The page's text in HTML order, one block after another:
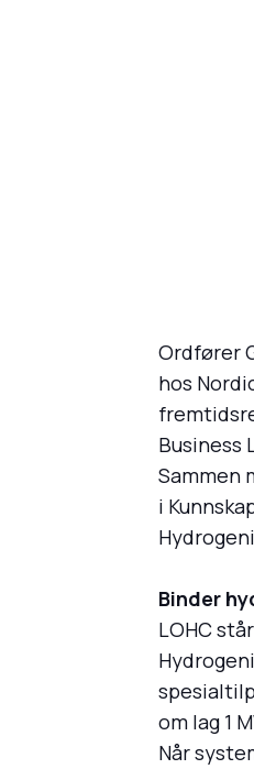
Ordfører
hos
Business
Sammen
i
Binder
LOHC
om lag 1
Når